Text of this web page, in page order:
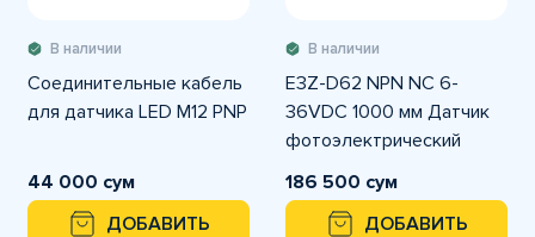
В наличии
Соединительные кабель
для датчика LED M12 PNP
44 000 сум
ДОБАВИТЬ
В наличии
E3Z-D62 NPN NС 6-
36VDC 1000 мм Датчик
фотоэлектрический
диапазон срабатывания
1000мм
186 500 сум
ДОБАВИТЬ